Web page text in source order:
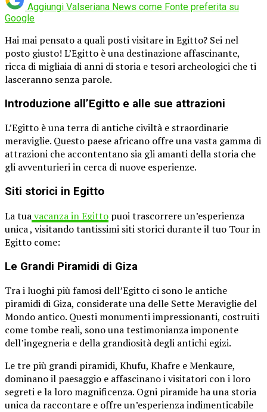
Aggiungi Valseriana News come Fonte preferita su
Google
Hai mai pensato a quali posti visitare in Egitto? Sei nel
posto giusto! L’Egitto è una destinazione affascinante,
ricca di migliaia di anni di storia e tesori archeologici che ti
lasceranno senza parole.
Introduzione all’Egitto e alle sue attrazioni
L’Egitto è una terra di antiche civiltà e straordinarie
meraviglie. Questo paese africano offre una vasta gamma di
attrazioni che accontentano sia gli amanti della storia che
gli avventurieri in cerca di nuove esperienze.
Siti storici in Egitto
La tuavacanza in Egitto puoi trascorrere un’esperienza
unica , visitando tantissimi siti storici durante il tuo Tour in
Egitto come:
Le Grandi Piramidi di Giza
Tra i luoghi più famosi dell’Egitto ci sono le antiche
piramidi di Giza, considerate una delle Sette Meraviglie del
Mondo antico. Questi monumenti impressionanti, costruiti
come tombe reali, sono una testimonianza imponente
dell’ingegneria e della grandiosità degli antichi egizi.
Le tre più grandi piramidi, Khufu, Khafre e Menkaure,
dominano il paesaggio e affascinano i visitatori con i loro
segreti e la loro magnificenza. Ogni piramide ha una storia
unica da raccontare e offre un’esperienza indimenticabile